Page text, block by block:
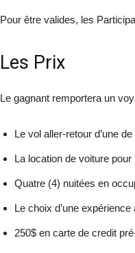
Pour être valides, les
Les Prix
Le gagnant remportera un
Le vol aller-retour d’une
La location de voiture pour
Quatre (4) nuitées en
Le choix d’une
250$ en carte de credit